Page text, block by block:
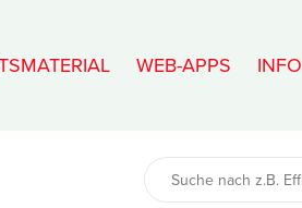
WEB-APPS INFO